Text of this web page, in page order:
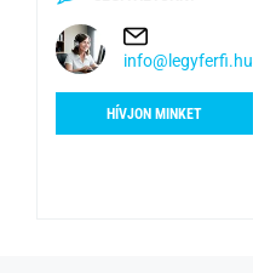
info@legyferfi.hu
HÍVJON MINKET